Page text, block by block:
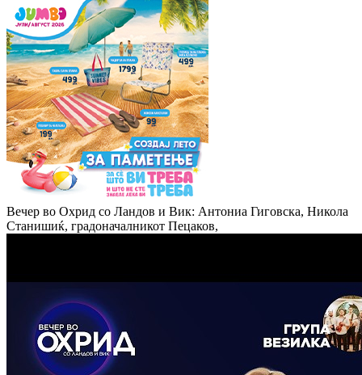
Вечер во Охрид со Ландов и Вик: Антониа Гиговска, Никола
Станишиќ, градоначалникот Пецаков,